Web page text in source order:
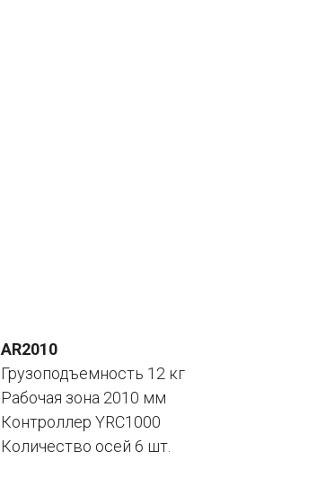
AR2010
Грузоподъемность 12 кг
Рабочая зона 2010 мм
Контроллер YRC1000
Количество осей 6 шт.